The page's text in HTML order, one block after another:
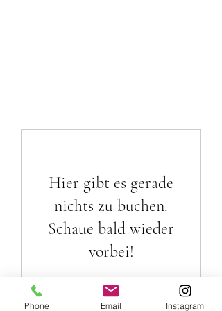
Hier gibt es gerade
nichts zu buchen.
Schaue bald wieder
vorbei!
Phone Email Instagram